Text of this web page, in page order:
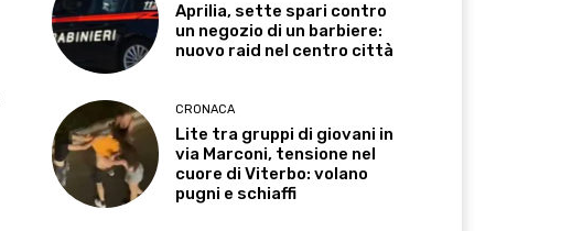
Aprilia, sette spari contro
un negozio di un barbiere:
nuovo raid nel centro città
CRONACA
Lite tra gruppi di giovani in
via Marconi, tensione nel
cuore di Viterbo: volano
pugni e schiaffi